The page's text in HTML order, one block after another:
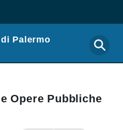
Palermo
Opere Pubbliche